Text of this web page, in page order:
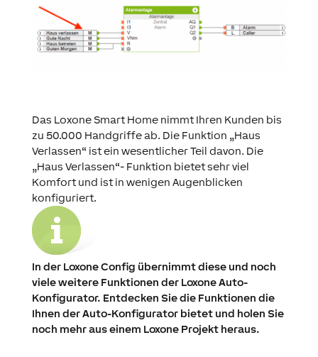
Das Loxone Smart Home nimmt Ihren Kunden bis
zu 50.000 Handgriffe ab. Die Funktion „Haus
Verlassen“ ist ein wesentlicher Teil davon. Die
„Haus Verlassen“- Funktion bietet sehr viel
Komfort und ist in wenigen Augenblicken
konfiguriert.
In der Loxone Config übernimmt diese und noch
viele weitere Funktionen der Loxone Auto-
Konfigurator. Entdecken Sie die Funktionen die
Ihnen der Auto-Konfigurator bietet und holen Sie
noch mehr aus einem Loxone Projekt heraus.